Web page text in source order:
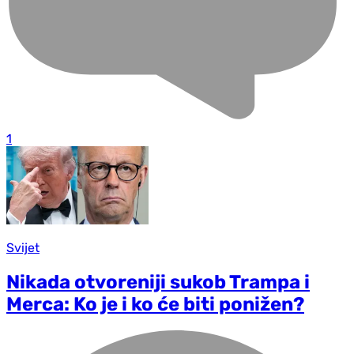
1
Svijet
Nikada otvoreniji sukob Trampa i
Merca: Ko je i ko će biti ponižen?